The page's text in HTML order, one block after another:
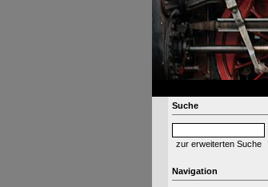
Suche
zur erweiterten Suche
Navigation